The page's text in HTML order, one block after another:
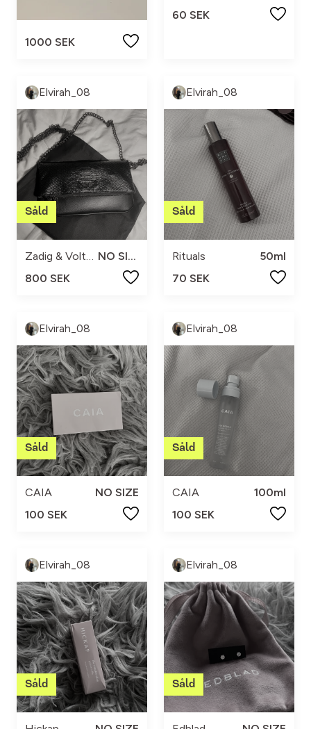
1000 SEK
60 SEK
Elvirah_08
NO SIZE
800 SEK
Elvirah_08
Rituals
50ml
70 SEK
Elvirah_08
CAIA
NO SIZE
100 SEK
Elvirah_08
CAIA
100ml
100 SEK
Elvirah_08 Elvirah_08